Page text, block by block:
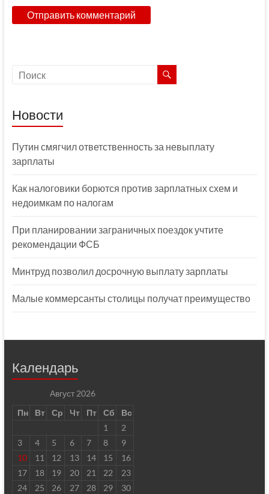
Новости
Путин смягчил ответственность за невыплату
зарплаты
Как налоговики борются против зарплатных схем и
недоимкам по налогам
При планировании заграничных поездок учтите
рекомендации ФСБ
Минтруд позволил досрочную выплату зарплаты
Малые коммерсанты столицы получат преимущество
Календарь
Август 2026
Пн
Вт Ср Чт Пт Сб
Вс
1
2
3
4 5 6 7 8
9
10
11 12 13 14 15
16
17
18 19 20 21 22
23
24
25 26 27 28 29
30